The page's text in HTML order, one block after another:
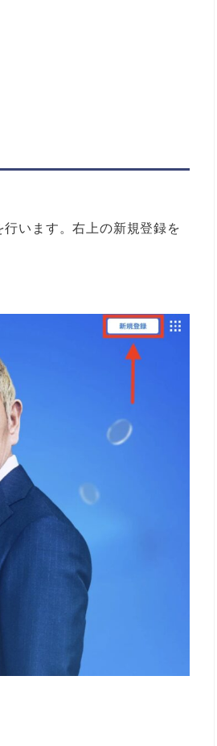
います。右上の新規登録を